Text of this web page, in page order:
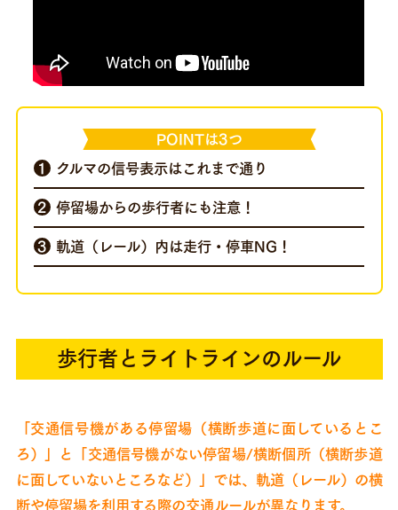
POINTは3つ
クルマの信号表示はこれまで通り
停留場からの歩行者にも注意！
軌道（レール）内は走行・停車NG！
歩行者とライトラインのルール
「交通信号機がある停留場（横断歩道に面しているとこ
ろ）」と
「交通信号機がない停留場/横断個所（横断歩道
に面していないところなど）」では、 軌道（レール）の横
断や停留場を利用する際の交通ルールが異なります。